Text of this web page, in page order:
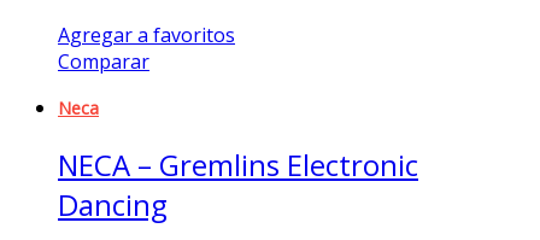
Agregar a favoritos
Comparar
Neca
NECA – Gremlins Electronic
Dancing